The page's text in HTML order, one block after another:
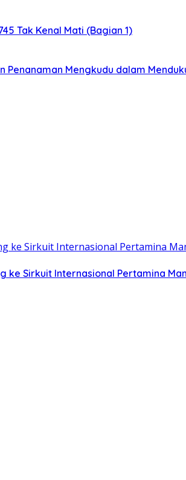
Tak Kenal Mati (Bagian 1)
Penanaman Mengkudu dalam
ke Sirkuit Internasional Pertamina